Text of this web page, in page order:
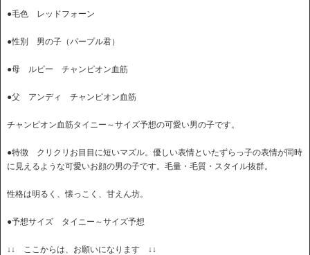
●毛色 レッドフォーン
●性別 男の子（パープル君）
●母 ルビー チャンピオン血筋
●父 アンディ チャンピオン血筋
チャンピオン血筋タイニー～サイズ予想の可愛い男の子です。
●特徴 クリクリお目目に短いマズル。優しい表情といたずらっ子の表情が同時
に見えるような可愛いお顔の男の子です。毛量・毛質・スタイル抜群。
性格は明るく、懐っこく、甘えん坊。
●予想サイズ タイニー～サイズ予想
↓↓ ここからは、お願いになります ↓↓